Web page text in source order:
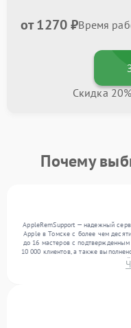
от 1270 ₽Время
Скидка
Почему
AppleRemSupport — надежный
Apple в Томске с более чем
до 16 мастеров с
10 000 клиентов, а также
центр поступает от 300
сложности и обеспечиваем